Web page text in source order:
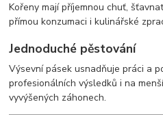
Kořeny mají příjemnou chuť,
přímou konzumaci i kulinářské
Jednoduché pěstování
Výsevní pásek usnadňuje práci a
profesionálních výsledků i na
vyvýšených záhonech.